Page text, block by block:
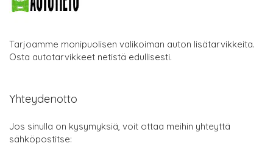
Tarjoamme monipuolisen valikoiman auton lisätarvikkeita.
Osta autotarvikkeet netistä edullisesti.
Yhteydenotto
Jos sinulla on kysymyksiä, voit ottaa meihin yhteyttä
sähköpostitse: